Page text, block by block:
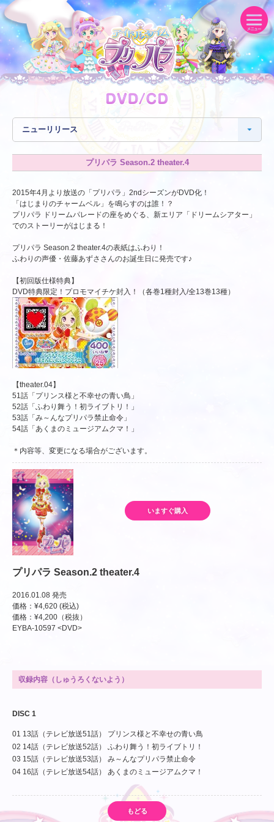
プリパラ Season.2 theater.4
2015年4月より放送の「プリパラ」2ndシーズンがDVD化！
「はじまりのチャームベル」を鳴らすのは誰！？
プリパラ ドリームパレードの座をめぐる、新エリア「ドリームシアター」
でのストーリーがはじまる！
プリパラ Season.2 theater.4の表紙はふわり！
ふわりの声優・佐藤あずささんのお誕生日に発売です♪
【初回版仕様特典】
DVD特典限定！プロモマイチケ封入！（各巻1種封入/全13巻13種）
【theater.04】
51話「プリンス様と不幸せの青い鳥」
52話「ふわり舞う！初ライブトリ！」
53話「み～んなプリパラ禁止命令」
54話「あくまのミュージアムクマ！」
＊内容等、変更になる場合がございます。
いますぐ購入
プリパラ Season.2 theater.4
2016.01.08 発売
価格：¥4,620 (税込)
価格：¥4,200（税抜）
EYBA-10597 <DVD>
収録内容（しゅうろくないよう）
DISC 1
01 13話（テレビ放送51話） プリンス様と不幸せの青い鳥
02 14話（テレビ放送52話） ふわり舞う！初ライブトリ！
03 15話（テレビ放送53話） み～んなプリパラ禁止命令
04 16話（テレビ放送54話） あくまのミュージアムクマ！
もどる